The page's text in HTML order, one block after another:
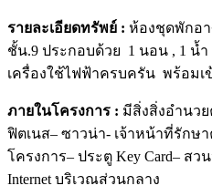
รายละเอียดทรัพย์ : ห้องชุดพักอา
ชั้น.9 ประกอบด้วย 1 นอน , 1 น้ำ
เครื่องใช้ไฟฟ้าครบครัน พร้อมเ
ภายในโครงการ : มีสิ่งสิ่งอำนว
ฟิตเนส– ซาวน่า- เจ้าหน้าที่รักษ
โครงการ– ประตู Key Card– สว
Internet บริเวณส่วนกลาง